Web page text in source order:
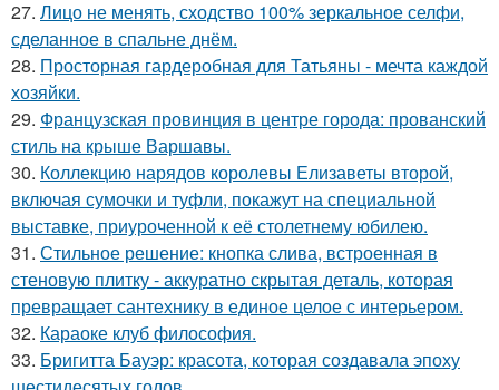
27. Лицо не менять, сходство 100% зеркальное селфи,
сделанное в спальне днём.
28. Просторная гардеробная для Татьяны - мечта каждой
хозяйки.
29. Французская провинция в центре города: прованский
стиль на крыше Варшавы.
30. Коллекцию нарядов королевы Елизаветы второй,
включая сумочки и туфли, покажут на специальной
выставке, приуроченной к её столетнему юбилею.
31. Стильное решение: кнопка слива, встроенная в
стеновую плитку - аккуратно скрытая деталь, которая
превращает сантехнику в единое целое с интерьером.
32. Караоке клуб философия.
33. Бригитта Бауэр: красота, которая создавала эпоху